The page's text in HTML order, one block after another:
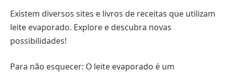
Existem diversos sites e livros de receitas que utilizam
leite evaporado. Explore e descubra novas
possibilidades!
Para não esquecer: O leite evaporado é um